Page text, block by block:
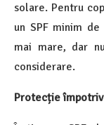
solare. Pentru
un SPF minim
mai mare, dar
considerare.
Protecție